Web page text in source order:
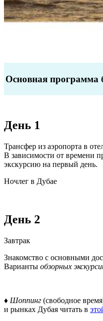
Основная программа
День 1
Трансфер из аэропорта в
В зависимости от времени
экскурсию на первый день.
Ночлег в Дубае
День 2
Завтрак
Знакомство с основными
Варианты обзорных
♦ Шоппинг (свободное
и рынках Дубая читать в